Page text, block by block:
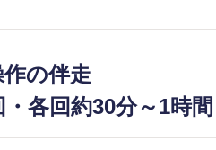
の伴走
・各回約30分～1時